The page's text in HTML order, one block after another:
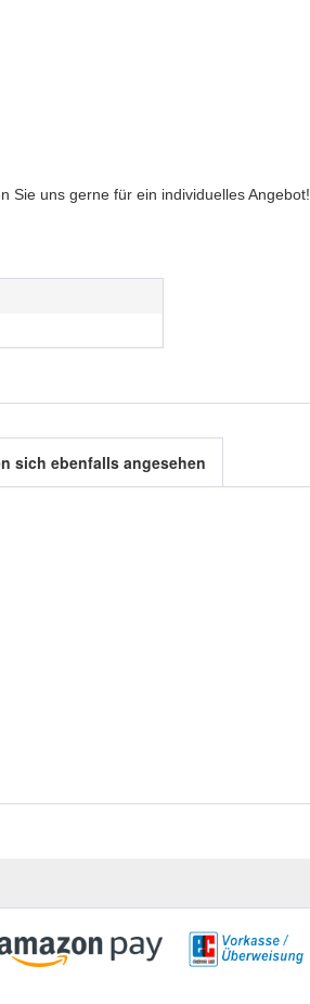
Sie uns gerne für ein individuelles Angebot!
sich ebenfalls angesehen